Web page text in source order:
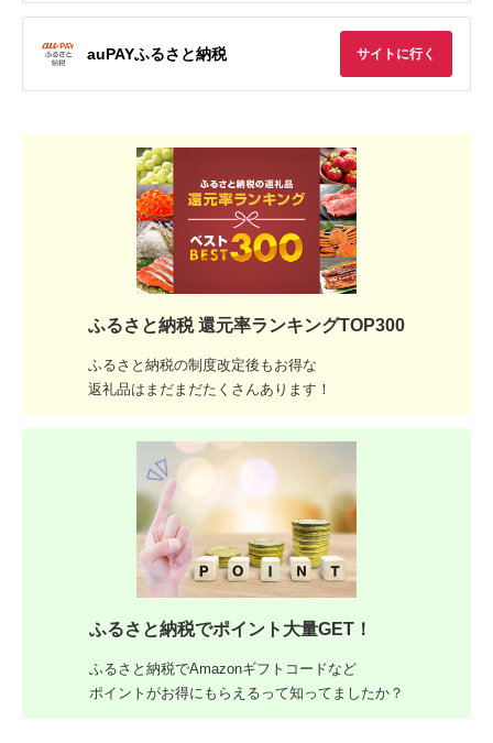
auPAYふるさと納税 サイトに行く
ふるさと納税 還元率ランキングTOP300
ふるさと納税の制度改定後もお得な
返礼品はまだまだたくさんあります！
ふるさと納税でポイント大量GET！
ふるさと納税でAmazonギフトコードなど
ポイントがお得にもらえるって知ってましたか？